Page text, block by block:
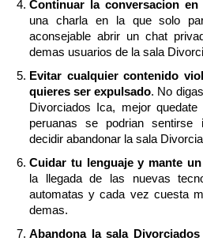
Continuar la conversacion en
una charla en la que solo
aconsejable abrir un chat
demas usuarios de la sala
Evitar cualquier contenido
quieres ser expulsado. No
Divorciados Ica, mejor
peruanas se podrian sentirse
decidir abandonar la sala
Cuidar tu lenguaje y mante
la llegada de las nuevas
automatas y cada vez cuesta
demas.
Abandona la sala